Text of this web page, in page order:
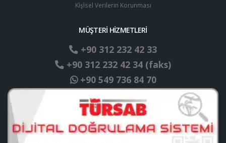
Ki̇şi̇sel Verilerin Korunması
MÜŞTERİ HİZMETLERİ
+90 312 232 42 33
+90 312 232 42 34 (faks)
+90 549 736 84 70